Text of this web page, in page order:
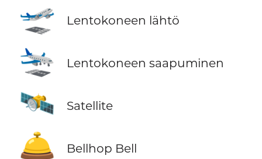
🛫 Lentokoneen lähtö
🛬 Lentokoneen saapuminen
🛰️ Satellite
🛎️ Bellhop Bell